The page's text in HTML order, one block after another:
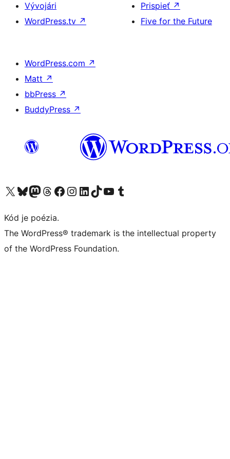
Vývojári
WordPress.tv ↗
Prispieť ↗
Five for the Future
WordPress.com ↗
Matt ↗
bbPress ↗
BuddyPress ↗
Navštívte náš účet na X (predtým Twitter)
Navštívte náš účet na platforme Bluesky
Navštívte náš účet na Mastodone
Navštívte náš účet na platforme Threads
Navštívte našu stránku na Facebooku
Navštívte náš účet Instagram
Navštívte náš účet LinkedIn
Navštívte náš účet na platforme TikTok
Navštívte náš kanál YouTube
Navštívte náš účet na platforme Tumblr
Kód je poézia.
The WordPress® trademark is the intellectual property
of the WordPress Foundation.